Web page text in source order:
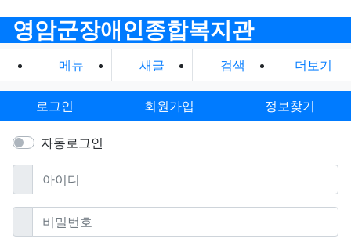
영암군장애인종합복지관
메뉴 새글 검색 더보기
로그인 회원가입 정보찾기
자동로그인
아이디필수
비밀번호필수